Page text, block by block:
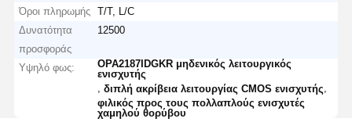
Όροι πληρωμής
T/T, L/C
Δυνατότητα
προσφοράς
12500
Υψηλό φως:
OPA2187IDGKR μηδενικός λειτουργικός
ενισχυτής
,διπλή ακρίβεια λειτουργίας CMOS ενισχυτής
φιλικός προς τους πολλαπλούς ενισχυτές
χαμηλού θορύβου